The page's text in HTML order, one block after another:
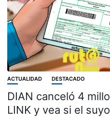
ACTUALIDAD DESTACADO
DIAN canceló 4
LINK y vea si el